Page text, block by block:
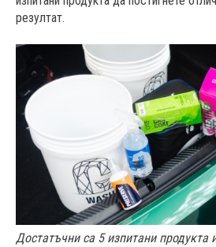
резултат.
Достатъчни са 5 изпитани